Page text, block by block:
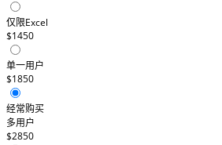
仅限Excel
$1450
单一用户
$1850
经常购买
多用户
$2850